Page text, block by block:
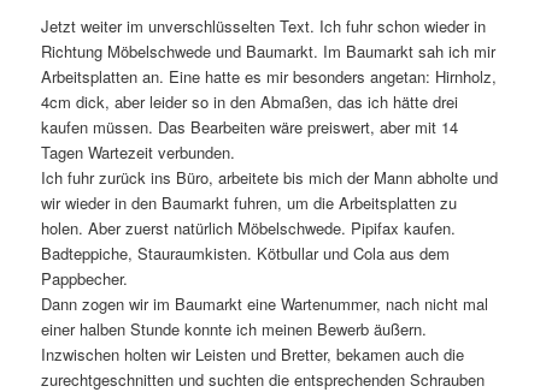
Jetzt weiter im unverschlüsselten Text. Ich fuhr schon wieder in
Richtung Möbelschwede und Baumarkt. Im Baumarkt sah ich mir
Arbeitsplatten an. Eine hatte es mir besonders angetan: Hirnholz,
4cm dick, aber leider so in den Abmaßen, das ich hätte drei
kaufen müssen. Das Bearbeiten wäre preiswert, aber mit 14
Tagen Wartezeit verbunden.
Ich fuhr zurück ins Büro, arbeitete bis mich der Mann abholte und
wir wieder in den Baumarkt fuhren, um die Arbeitsplatten zu
holen. Aber zuerst natürlich Möbelschwede. Pipifax kaufen.
Badteppiche, Stauraumkisten. Kötbullar und Cola aus dem
Pappbecher.
Dann zogen wir im Baumarkt eine Wartenummer, nach nicht mal
einer halben Stunde konnte ich meinen Bewerb äußern.
Inzwischen holten wir Leisten und Bretter, bekamen auch die
zurechtgeschnitten und suchten die entsprechenden Schrauben